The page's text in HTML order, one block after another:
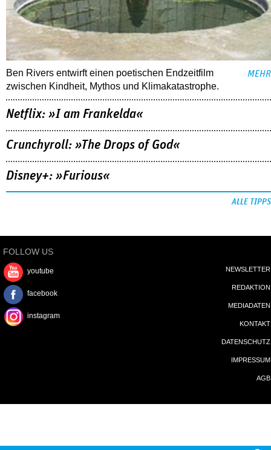
Ben Rivers entwirft einen poetischen Endzeitfilm
zwischen Kindheit, Mythos und Klimakatastrophe.
MEHR
Netflix: »I am Frankelda«
Crunchyroll: »The Drops of God«
Disney+: »Furious«
ALLE TIPPS
FOLLOW US
youtube
facebook
instagram
NEWSLETTER
REDAKTION
MEDIADATEN
KONTAKT
DATENSCHUTZ
IMPRESSUM
AGB